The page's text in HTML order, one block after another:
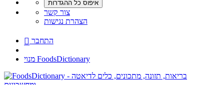
צור קשר
הצהרת נגישות
 התחבר
מנוי FoodsDictionary